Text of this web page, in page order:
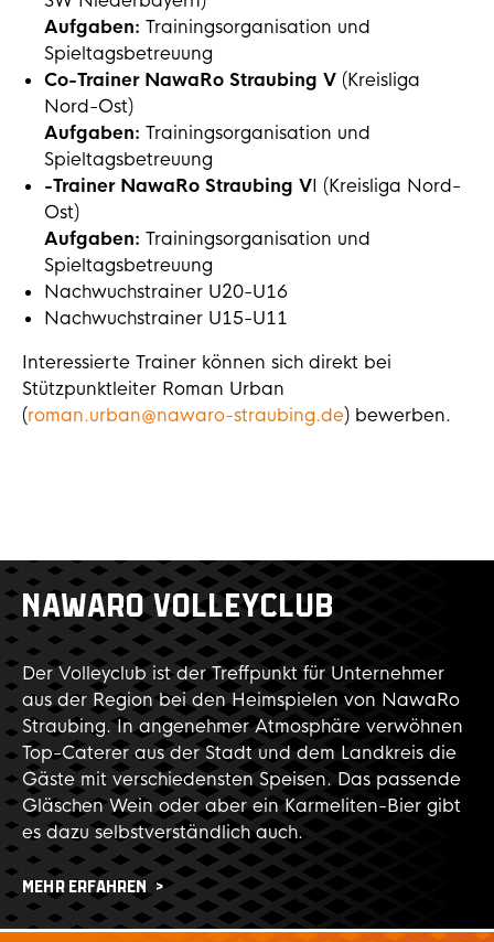
Aufgaben: Trainingsorganisation und
Spieltagsbetreuung
Co-Trainer NawaRo Straubing V (Kreisliga
Nord-Ost)
Aufgaben: Trainingsorganisation und
Spieltagsbetreuung
-Trainer NawaRo Straubing VI (Kreisliga Nord-
Ost)
Aufgaben: Trainingsorganisation und
Spieltagsbetreuung
Nachwuchstrainer U20-U16
Nachwuchstrainer U15-U11
Interessierte Trainer können sich direkt bei
Stützpunktleiter Roman Urban
(roman.urban@nawaro-straubing.de) bewerben.
NAWARO VOLLEYCLUB
Der Volleyclub ist der Treffpunkt für Unternehmer
aus der Region bei den Heimspielen von NawaRo
Straubing. In angenehmer Atmosphäre verwöhnen
Top-Caterer aus der Stadt und dem Landkreis die
Gäste mit verschiedensten Speisen. Das passende
Gläschen Wein oder aber ein Karmeliten-Bier gibt
es dazu selbstverständlich auch.
MEHR ERFAHREN